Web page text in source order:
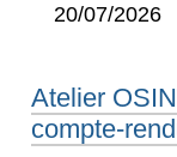
20/07/2026
Atelier
compte-